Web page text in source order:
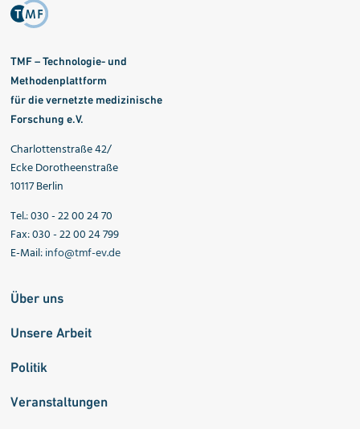
TMF – Technologie- und
Methodenplattform
für die vernetzte medizinische
Forschung e.V.
Charlottenstraße 42/
Ecke Dorotheenstraße
10117 Berlin
Tel.: 030 - 22 00 24 70
Fax: 030 - 22 00 24 799
E-Mail:info@tmf-ev.de
Über uns
Unsere Arbeit
Politik
Veranstaltungen